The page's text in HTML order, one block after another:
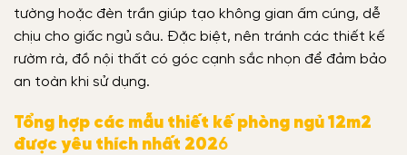
tường hoặc đèn trần giúp tạo không gian ấm cúng, dễ
chịu cho giấc ngủ sâu. Đặc biệt, nên tránh các thiết kế
rườm rà, đồ nội thất có góc cạnh sắc nhọn để đảm bảo
an toàn khi sử dụng.
Tổng hợp các mẫu thiết kế phòng ngủ 12m2
được yêu thích nhất 2026